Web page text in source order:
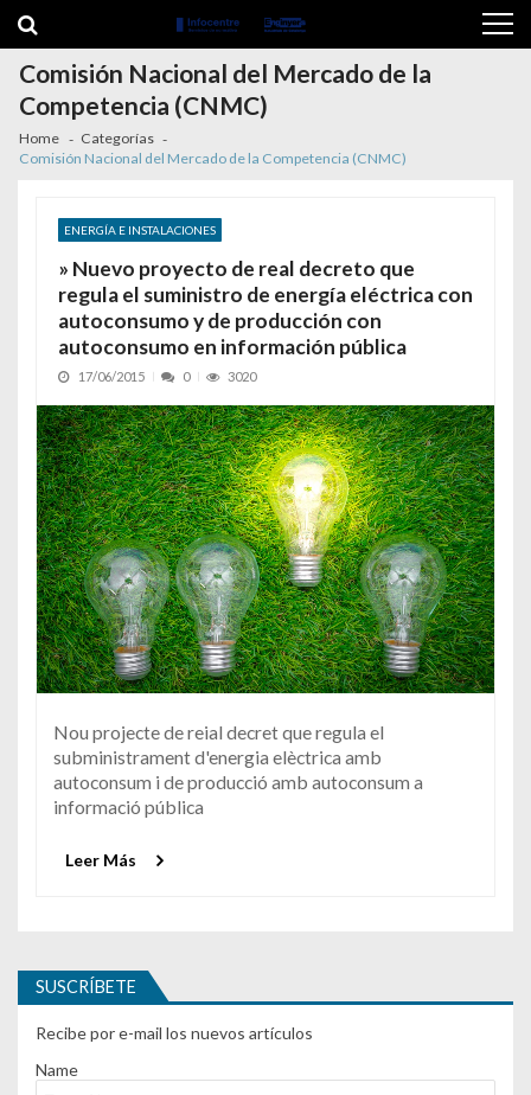
Comisión Nacional del Mercado de la
Competencia (CNMC)
Home
Categorías
Comisión Nacional del Mercado de la Competencia (CNMC)
ENERGÍA E INSTALACIONES
» Nuevo proyecto de real decreto que
regula el suministro de energía eléctrica con
autoconsumo y de producción con
autoconsumo en información pública
17/06/2015 0 3020
Nou projecte de reial decret que regula el
subministrament d'energia elèctrica amb
autoconsum i de producció amb autoconsum a
informació pública
Leer Más
SUSCRÍBETE
Recibe por e-mail los nuevos artículos
Name